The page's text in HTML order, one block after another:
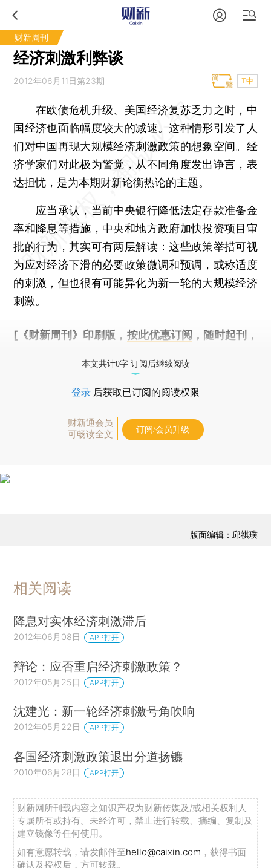
财新周刊
经济刺激利弊谈
2012年06月11日第23期 T中
在欧债危机升级、美国经济复苏乏力之时，中
国经济也面临幅度较大的减速。这种情形引发了人
们对中国再现大规模经济刺激政策的想象空间。经
济学家们对此极为警觉，从不同角度发出诤言，表
达担忧，是为本期财新论衡热论的主题。
应当承认，当前中央银行降低法定存款准备金
率和降息等措施，中央和地方政府加快投资项目审
批的行为，其实可有两层解读：这些政策举措可视
为应对经济下滑的必要政策微调和预调，或称适度
的刺激，但也很有可能异化为新一轮的大规模经济
刺激。
[《财新周刊》印刷版， 按此优惠订阅 ，随时起刊，
本文共计0字 订阅后继续阅读
登录 后获取已订阅的阅读权限
财新通会员
可畅读全文
订阅/会员升级
版面编辑：邱祺璞
相关阅读
降息对实体经济刺激滞后
2012年06月08日 APP打开
辩论：应否重启经济刺激政策？
2012年05月25日 APP打开
沈建光：新一轮经济刺激号角吹响
2012年05月22日 APP打开
各国经济刺激政策退出分道扬镳
2010年06月28日 APP打开
财新网所刊载内容之知识产权为财新传媒及/或相关权利人
专属所有或持有。未经许可，禁止进行转载、摘编、复制及
建立镜像等任何使用。
如有意愿转载，请发邮件至hello@caixin.com ，获得书面
确认及授权后，方可转载。